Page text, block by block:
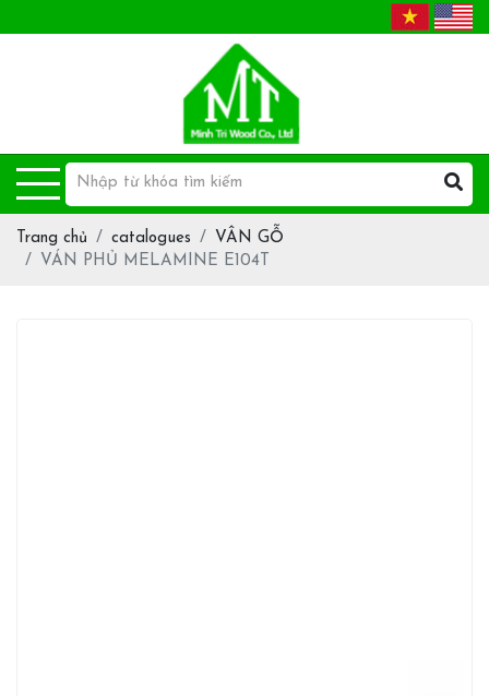
Trang chủ catalogues
VÂN GỖ
VÁN PHỦ MELAMINE E104T